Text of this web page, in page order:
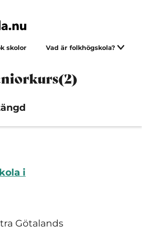
skolor Vad är folkhögskola?
i
Götalands